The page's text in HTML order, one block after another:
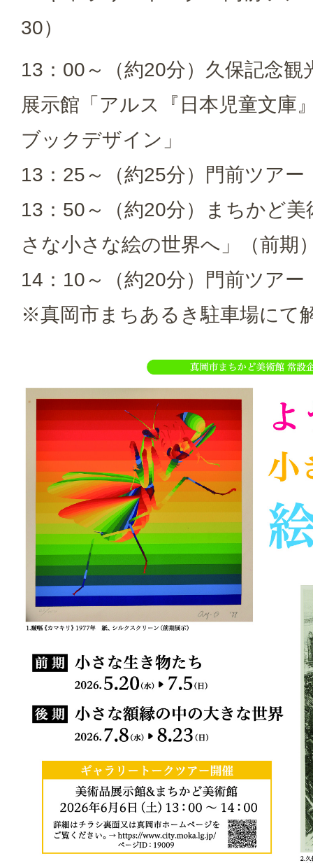
30）
13：00～（約20分）久保記念観
展示館「アルス『日本児童文庫
ブックデザイン」
13：25～（約25分）門前ツアー
13：50～（約20分）まちかど
さな小さな絵の世界へ」（前期
14：10～（約20分）門前ツアー
※真岡市まちあるき駐車場にて